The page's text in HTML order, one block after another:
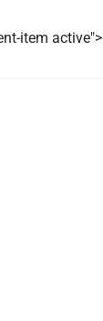
item active">